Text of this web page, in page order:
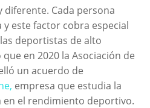
diferente. Cada persona
este factor cobra especial
deportistas de alto
en 2020 la Asociación de
un acuerdo de
empresa que estudia la
en el rendimiento deportivo.